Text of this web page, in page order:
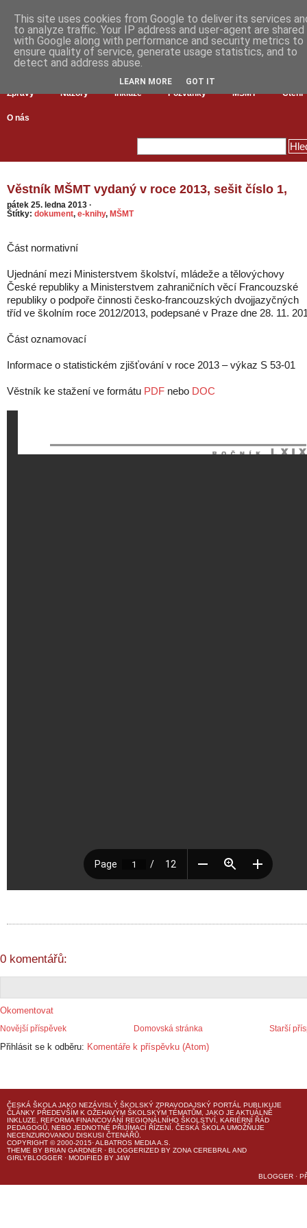
Zprávy Názory Inkluze Pozvánky MŠMT Čtení
O nás
Věstník MŠMT vydaný v roce 2013, sešit číslo 1,
pátek 25. ledna 2013 ·
Štítky: dokument, e-knihy, MŠMT
Část normativní
Ujednání mezi Ministerstvem školství, mládeže a tělovýchovy
České republiky a Ministerstvem zahraničních věcí Francouzské
republiky o podpoře činnosti česko-francouzských dvojjazyčných
tříd ve školním roce 2012/2013, podepsané v Praze dne 28. 11.
Část oznamovací
Informace o statistickém zjišťování v roce 2013 – výkaz S 53-01
Věstník ke stažení ve formátu PDF nebo DOC
0 komentářů:
Okomentovat
Novější příspěvek Starší
Domovská stránka
Přihlásit se k odběru: Komentáře k příspěvku (Atom)
ČESKÁ ŠKOLA JAKO NEZÁVISLÝ ŠKOLSKÝ ZPRAVODAJSKÝ PORTÁL PUBLIKUJE
ČLÁNKY PŘEDEVŠÍM K OŽEHAVÝM ŠKOLSKÝM TÉMATŮM, JAKO JE AKTUÁLNĚ
INKLUZE, REFORMA FINANCOVÁNÍ REGIONÁLNÍHO ŠKOLSTVÍ, KARIÉRNÍ ŘÁD
PEDAGOGŮ, NEBO JEDNOTNÉ PŘIJÍMACÍ ŘÍZENÍ. ČESKÁ ŠKOLA UMOŽŇUJE
NECENZUROVANOU DISKUSI ČTENÁŘŮ.
COPYRIGHT © 2000-2015· ALBATROS MEDIA A.S.
THEME BY BRIAN GARDNER · BLOGGERIZED BY ZONA CEREBRAL AND
GIRLYBLOGGER · MODIFIED BY J4W
BLOGGER ·
This site uses cookies from Google to deliver its services
to analyze traffic. Your IP address and user-agent are shared
with Google along with performance and security metrics to
ensure quality of service, generate usage statistics, and to
detect and address abuse.
LEARN MORE GOT IT